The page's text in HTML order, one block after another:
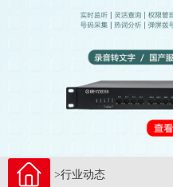
>行业动态